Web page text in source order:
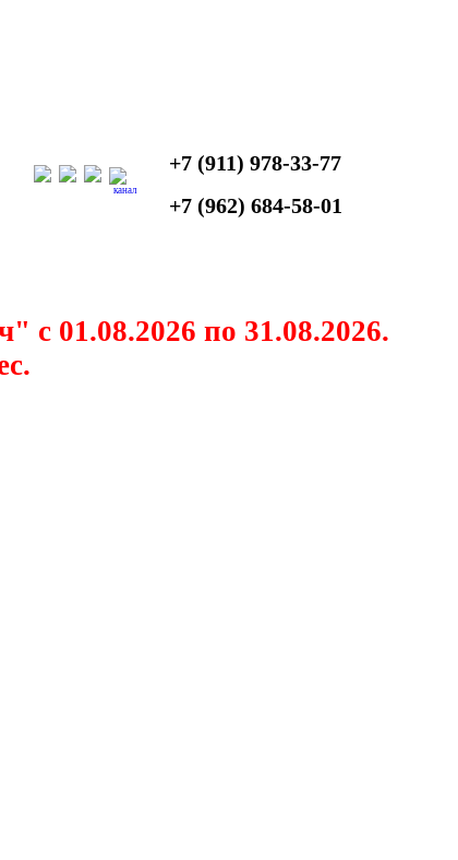
канал
+7 (911) 978-33-77
+7 (962) 684-58-01
01.08.2026 по 31.08.2026.